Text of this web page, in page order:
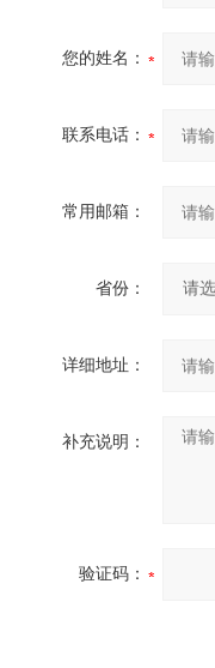
您的姓名：
联系电话：
常用邮箱：
省份：
详细地址：
补充说明：
验证码：